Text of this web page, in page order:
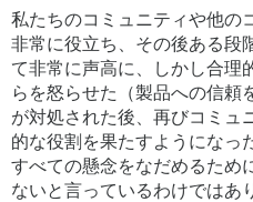
私たちのコミュニティや他の
非常に役立ち、その後ある段
て非常に声高に、しかし合理
らを怒らせた（製品への信頼
が対処された後、再びコミュ
的な役割を果たすようになっ
すべての懸念をなだめるため
ないと言っているわけではあ